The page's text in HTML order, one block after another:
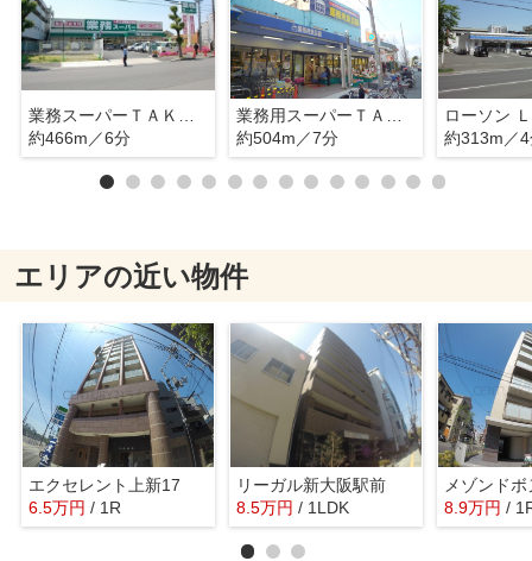
業務スーパーＴＡＫＥＮＯＫＯ新大阪三国店
約466m／6分
業務用スーパーＴＡＫＥＮＯＫＯ新大阪三国店
約504m／7分
約313m／
エリアの近い物件
エクセレント上新17
6.5万円 / 1R
リーガル新大阪駅前
8.5万円 / 1LDK
メゾンド
8.9万円 /